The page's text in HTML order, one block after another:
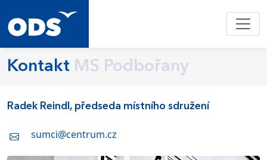
Kontakt MS Podbořany
Radek Reindl, předseda místního sdružení
sumci@centrum.cz